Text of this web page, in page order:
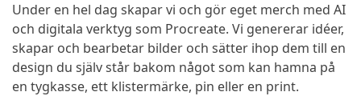
Under en hel dag skapar vi och gör eget merch med AI
och digitala verktyg som Procreate. Vi genererar idéer,
skapar och bearbetar bilder och sätter ihop dem till en
design du själv står bakom något som kan hamna på
en tygkasse, ett klistermärke, pin eller en print.